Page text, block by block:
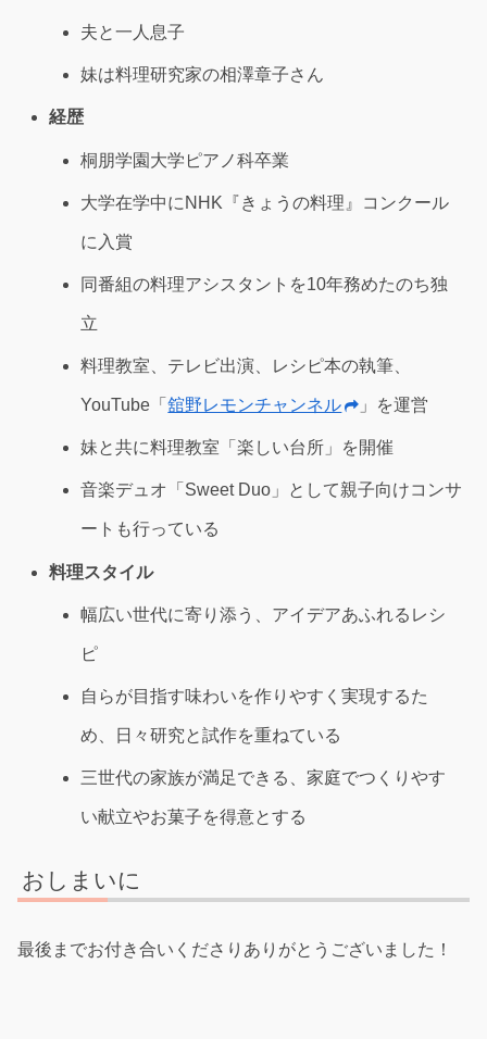
夫と一人息子
妹は料理研究家の相澤章子さん
経歴
桐朋学園大学ピアノ科卒業
大学在学中にNHK『きょうの料理』コンクール
に入賞
同番組の料理アシスタントを10年務めたのち独
立
料理教室、テレビ出演、レシピ本の執筆、
YouTube「舘野レモンチャンネル 」を運営
妹と共に料理教室「楽しい台所」を開催
音楽デュオ「Sweet Duo」として親子向けコンサ
ートも行っている
料理スタイル
幅広い世代に寄り添う、アイデアあふれるレシ
ピ
自らが目指す味わいを作りやすく実現するた
め、日々研究と試作を重ねている
三世代の家族が満足できる、家庭でつくりやす
い献立やお菓子を得意とする
おしまいに
最後までお付き合いくださりありがとうございました！